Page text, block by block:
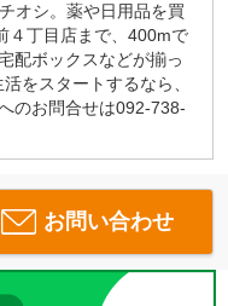
オシ。薬や日用品を買
４丁目店まで、400mで
配ボックスなどが揃っ
をスタートするなら、
のお問合せは092-738-
お問い合わせ